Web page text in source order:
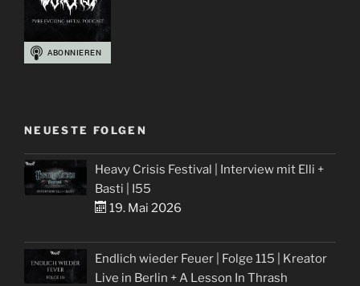
NEUESTE FOLGEN
Heavy Crisis Festival | Interview mit Elli +
Basti | I55
19. Mai 2026
Endlich wieder Feuer | Folge 115 | Kreator
Live in Berlin + A Lesson In Thrash